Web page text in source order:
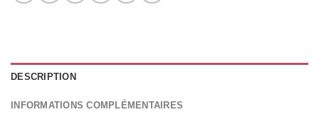
DESCRIPTION
INFORMATIONS COMPLÉMENTAIRES